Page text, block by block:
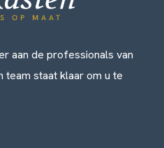
aan de professionals van
team staat klaar om u te